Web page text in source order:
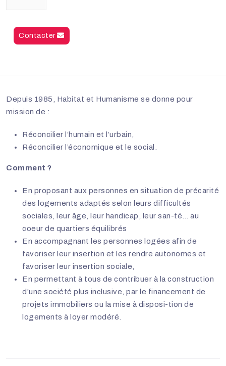
Contacter
Depuis 1985, Habitat et Humanisme se donne pour
mission de :
Réconcilier l’humain et l’urbain,
Réconcilier l’économique et le social.
Comment ?
En proposant aux personnes en situation de précarité
des logements adaptés selon leurs difficultés
sociales, leur âge, leur handicap, leur san-té… au
coeur de quartiers équilibrés
En accompagnant les personnes logées afin de
favoriser leur insertion et les rendre autonomes et
favoriser leur insertion sociale,
En permettant à tous de contribuer à la construction
d’une société plus inclusive, par le financement de
projets immobiliers ou la mise à disposi-tion de
logements à loyer modéré.